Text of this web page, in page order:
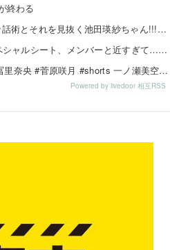
終わる
林瑠奈ちゃんの巧みな話術とそれを見抜く池田瑛紗ちゃん!!!【乃木坂46】
【櫻坂46】レミノスペシャルシート、メンバーと近すぎて…【全国ツアー2026】
池田瑛紗 乃木坂46 #冨里奈央 #菅原咲月 #shorts 一ノ瀬美空 五百城茉央 瀬戸口心月 奥の反応まとめ
Powered by livedoor 相互RSS